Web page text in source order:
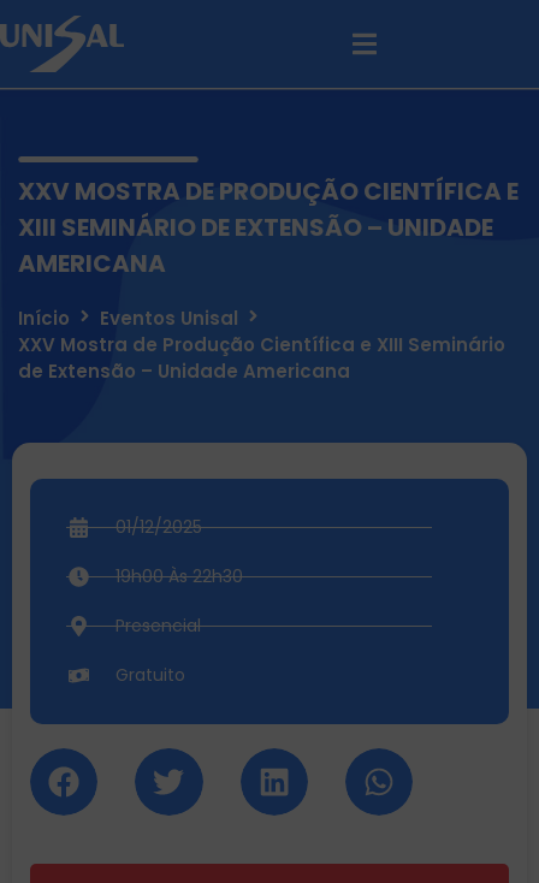
XXV MOSTRA DE PRODUÇÃO CIENTÍFICA E
XIII SEMINÁRIO DE EXTENSÃO – UNIDADE
AMERICANA
Início
Eventos Unisal
XXV Mostra de Produção Científica e XIII Seminário
de Extensão – Unidade Americana
01/12/2025
19h00 Às 22h30
Presencial
Gratuito